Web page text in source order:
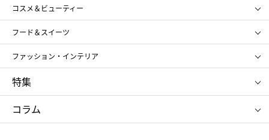
メンズ
スポーツ・アウトドア
お中元
お歳暮
コスメ＆ビューティー
SHISEIDO
ポール&ジョー ボーテ
ジルスチュアート
NARS
RMK
クリニーク
SK-Ⅱ
フード＆スイーツ
アンリ・シャルパンティエ
ゴディバ
新宿高野
たねや
ねんりん家
ファッション・インテリア
ポロ ラルフ ローレン
タケオ キクチ
ママ＆キッズ
シュタイフ
特集
お中元
ひな人形
五月人形
コラム